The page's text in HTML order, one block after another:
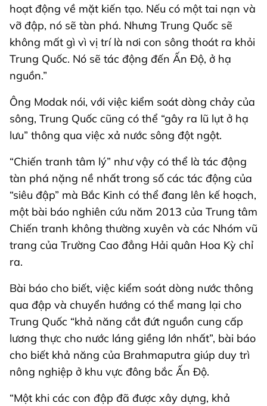
hoạt động về mặt kiến tạo. Nếu có một tai nạn và
vỡ đập, nó sẽ tàn phá. Nhưng Trung Quốc sẽ
không mất gì vì vị trí là nơi con sông thoát ra khỏi
Trung Quốc. Nó sẽ tác động đến Ấn Độ, ở hạ
nguồn.”
Ông Modak nói, với việc kiểm soát dòng chảy của
sông, Trung Quốc cũng có thể “gây ra lũ lụt ở hạ
lưu” thông qua việc xả nước sông đột ngột.
“Chiến tranh tâm lý” như vậy có thể là tác động
tàn phá nặng nề nhất trong số các tác động của
“siêu đập” mà Bắc Kinh có thể đang lên kế hoạch,
một bài báo nghiên cứu năm 2013 của Trung tâm
Chiến tranh không thường xuyên và các Nhóm vũ
trang của Trường Cao đẳng Hải quân Hoa Kỳ chỉ
ra.
Bài báo cho biết, việc kiểm soát dòng nước thông
qua đập và chuyển hướng có thể mang lại cho
Trung Quốc “khả năng cắt đứt nguồn cung cấp
lương thực cho nước láng giềng lớn nhất”, bài báo
cho biết khả năng của Brahmaputra giúp duy trì
nông nghiệp ở khu vực đông bắc Ấn Độ.
“Một khi các con đập đã được xây dựng, khả